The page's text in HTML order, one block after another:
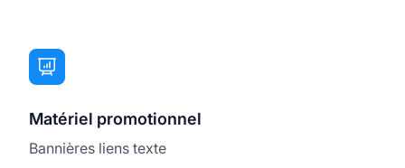
Matériel promotionnel
Bannières liens texte